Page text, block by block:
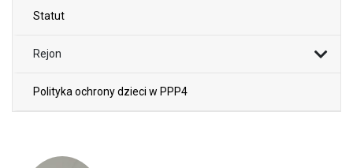
Statut
Rejon
Polityka ochrony dzieci w PPP4